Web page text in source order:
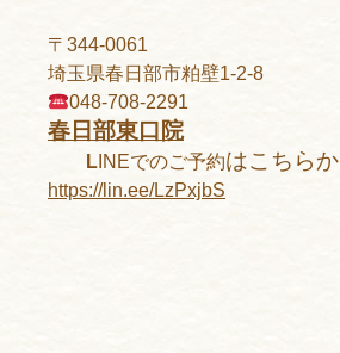
〒344-0061
埼玉県春日部市粕壁1-2-8
048-708-2291
春日部東口院
L INEでのご予約はこちら
https://lin.ee/LzPxjbS